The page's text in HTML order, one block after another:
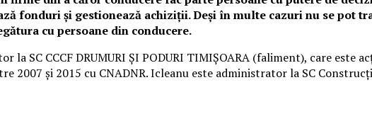
fonduri și gestionează achiziții. Deși în multe cazuri nu se pot
cu persoane din conducere.
SC CCCF DRUMURI ȘI PODURI TIMIȘOARA (faliment), care este
și 2015 cu CNADNR. Icleanu este administrator la SC